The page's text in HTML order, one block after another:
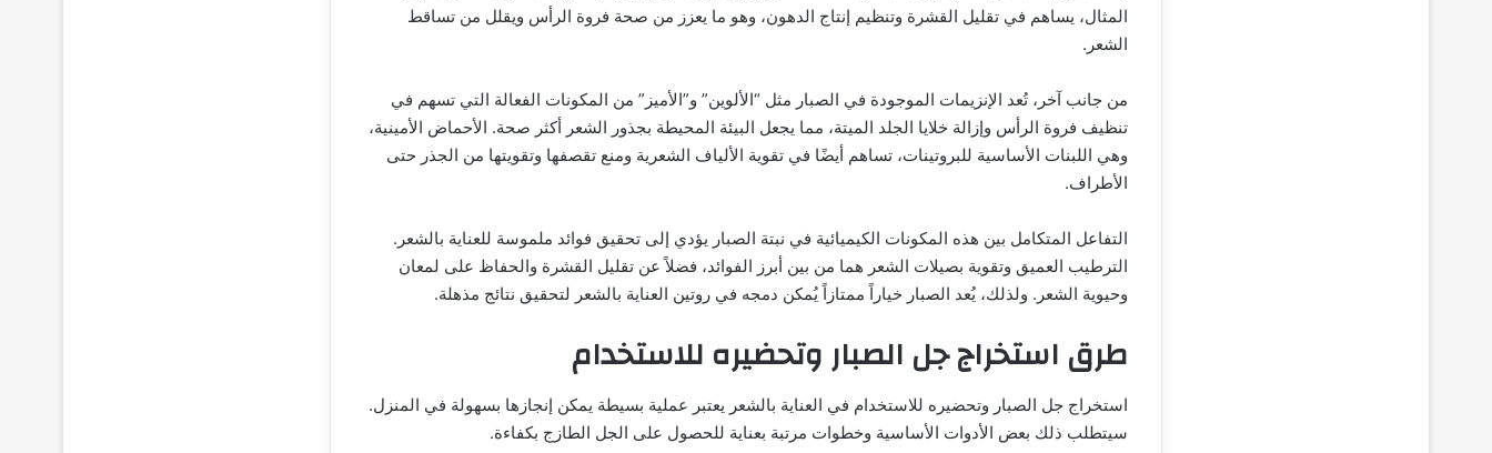
المثال، يساهم في تقليل القشرة وتنظيم إنتاج الدهون، وهو ما يعزز من صحة فروة الرأس ويقلل من تساقط
الشعر.
من جانب آخر، تُعد الإنزيمات الموجودة في الصبار مثل “الألوين” و”الأميز” من المكونات الفعالة التي تسهم في
تنظيف فروة الرأس وإزالة خلايا الجلد الميتة، مما يجعل البيئة المحيطة بجذور الشعر أكثر صحة. الأحماض الأمينية،
وهي اللبنات الأساسية للبروتينات، تساهم أيضًا في تقوية الألياف الشعرية ومنع تقصفها وتقويتها من الجذر حتى
الأطراف.
التفاعل المتكامل بين هذه المكونات الكيميائية في نبتة الصبار يؤدي إلى تحقيق فوائد ملموسة للعناية بالشعر.
الترطيب العميق وتقوية بصيلات الشعر هما من بين أبرز الفوائد، فضلاً عن تقليل القشرة والحفاظ على لمعان
وحيوية الشعر. ولذلك، يُعد الصبار خياراً ممتازاً يُمكن دمجه في روتين العناية بالشعر لتحقيق نتائج مذهلة.
طرق استخراج جل الصبار وتحضيره للاستخدام
استخراج جل الصبار وتحضيره للاستخدام في العناية بالشعر يعتبر عملية بسيطة يمكن إنجازها بسهولة في المنزل.
سيتطلب ذلك بعض الأدوات الأساسية وخطوات مرتبة بعناية للحصول على الجل الطازج بكفاءة.